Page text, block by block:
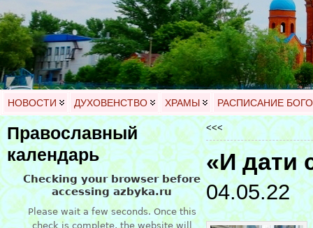
НОВОСТИ ДУХОВЕНСТВО ХРАМЫ РАСПИСАНИЕ
Православный
календарь
<<<
«И дати
04.05.22